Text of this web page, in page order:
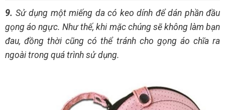
9. Sử dụng một miếng da có keo dính để dán phần đầu
gọng áo ngực. Như thế, khi mặc chúng sẽ không làm bạn
đau, đồng thời cũng có thể tránh cho gọng áo chĩa ra
ngoài trong quá trình sử dụng.